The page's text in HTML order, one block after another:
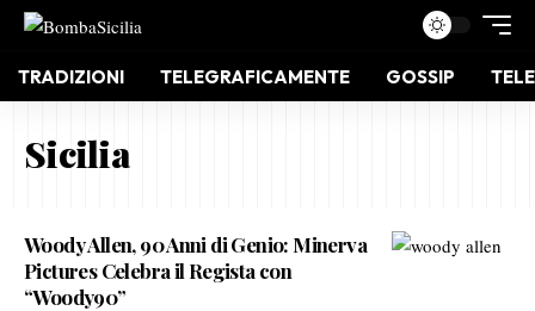
TRADIZIONI TELEGRAFICAMENTE GOSSIP
Sicilia
Woody Allen, 90 Anni di Genio: Minerva
Pictures Celebra il Regista con
“Woody90”